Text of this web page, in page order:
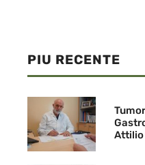
PIU RECENTE
Attilio